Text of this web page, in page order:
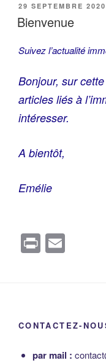
PUBLIÉ
LE
29 SEPTEMBRE 2020
Bienvenue
Suivez l’actualité
Bonjour, sur
articles liés à
intéresser.
A bientôt,
Emélie
Pr
CONTACTEZ-
par mail :